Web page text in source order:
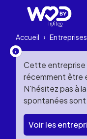
Accueil › Entreprises
Cette entreprise
récemment être
N'hésitez pas à
spontanées
Voir les